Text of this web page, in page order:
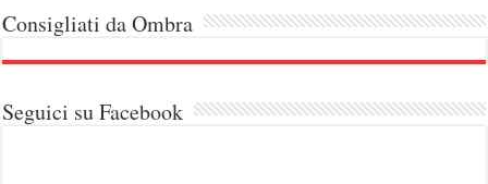
Consigliati da Ombra
Seguici su Facebook